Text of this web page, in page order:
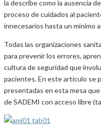
la describe como la ausencia
proceso de cuidados al
innecesarios hasta un mínimo
Todas las organizaciones
para prevenir los errores,
cultura de seguridad que
pacientes. En este artículo se
presentadas en esta mesa
de SADEMI con acceso libre